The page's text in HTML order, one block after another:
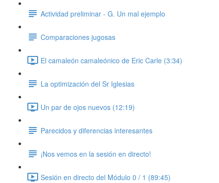
Actividad preliminar - G. Un mal ejemplo
Comparaciones jugosas
El camaleón camaleónico de Eric Carle (3:34)
La optimización del Sr Iglesias
Un par de ojos nuevos (12:19)
Parecidos y diferencias interesantes
¡Nos vemos en la sesión en directo!
Sesión en directo del Módulo 0 / 1 (89:45)